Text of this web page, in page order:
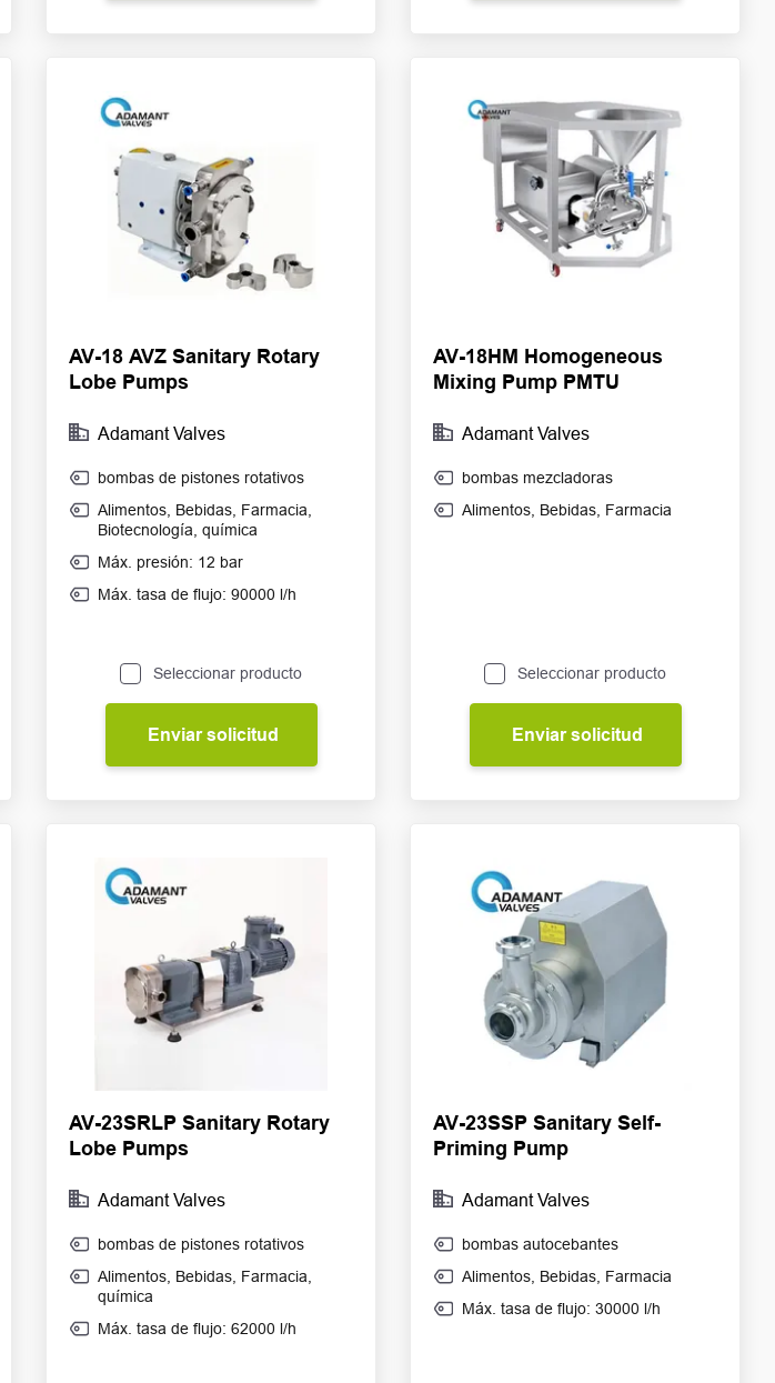
AV-18 AVZ Sanitary Rotary
Lobe Pumps
Adamant Valves
bombas de pistones rotativos
Alimentos Bebidas Farmacia
Biotecnología química
Máx. presión: 12 bar
Máx. tasa de flujo: 90000 l/h
Seleccionar producto
Enviar solicitud
AV-18HM Homogeneous
Mixing Pump PMTU
Adamant Valves
bombas mezcladoras
Alimentos Bebidas Farmacia
Seleccionar producto
Enviar solicitud
AV-23SRLP Sanitary Rotary
Lobe Pumps
Adamant Valves
bombas de pistones rotativos
Alimentos Bebidas Farmacia
química
Máx. tasa de flujo: 62000 l/h
AV-23SSP Sanitary Self-
Priming Pump
Adamant Valves
bombas autocebantes
Alimentos Bebidas Farmacia
Máx. tasa de flujo: 30000 l/h